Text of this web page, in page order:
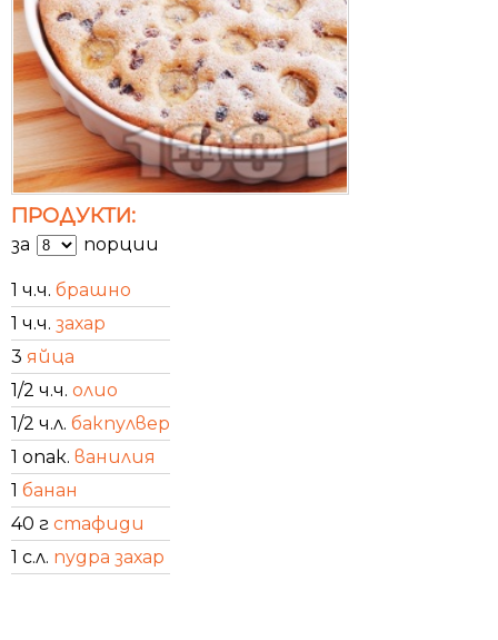
ПРОДУКТИ:
за порции
1 ч.ч. брашно
1 ч.ч. захар
3 яйца
1/2 ч.ч. олио
1/2 ч.л. бакпулвер
1 опак. ванилия
1 банан
40 г стафиди
1 с.л. пудра захар